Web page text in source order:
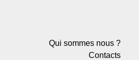
Qui sommes nous ?
Contacts